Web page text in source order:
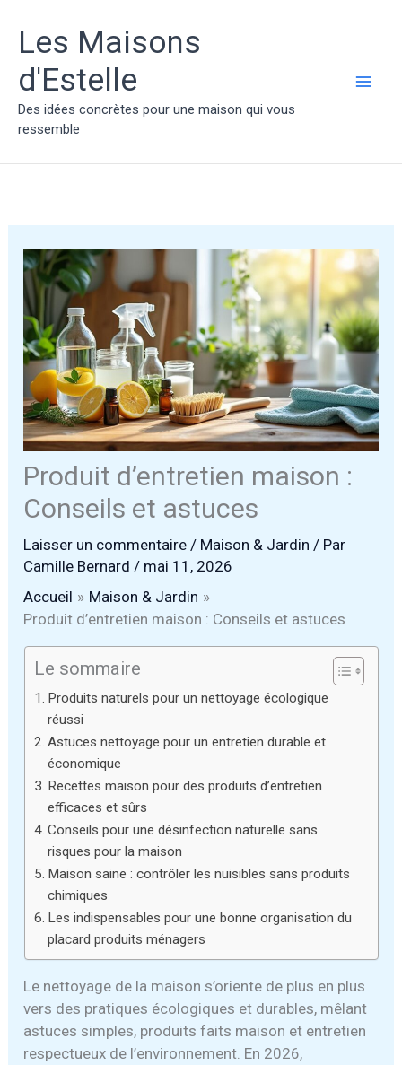
contenu
Les Maisons
d'Estelle
Des idées concrètes pour une maison qui vous
ressemble
Produit d’entretien maison :
Conseils et astuces
Laisser un commentaire / Maison & Jardin / Par
Camille Bernard / mai 11, 2026
Accueil
Maison & Jardin
Produit d’entretien maison : Conseils et astuces
Le sommaire
Produits naturels pour un nettoyage écologique
réussi
Astuces nettoyage pour un entretien durable et
économique
Recettes maison pour des produits d’entretien
efficaces et sûrs
Conseils pour une désinfection naturelle sans
risques pour la maison
Maison saine : contrôler les nuisibles sans produits
chimiques
Les indispensables pour une bonne organisation du
placard produits ménagers
Le nettoyage de la maison s’oriente de plus en plus
vers des pratiques écologiques et durables, mêlant
astuces simples, produits faits maison et entretien
respectueux de l’environnement. En 2026,